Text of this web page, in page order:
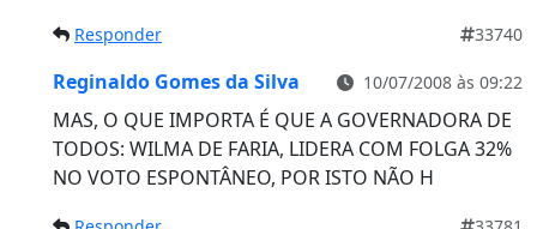
Responder 33740
Reginaldo Gomes da Silva 10/07/2008 às 09:22
MAS, O QUE IMPORTA É QUE A GOVERNADORA DE
TODOS: WILMA DE FARIA, LIDERA COM FOLGA 32%
NO VOTO ESPONTÂNEO, POR ISTO NÃO H